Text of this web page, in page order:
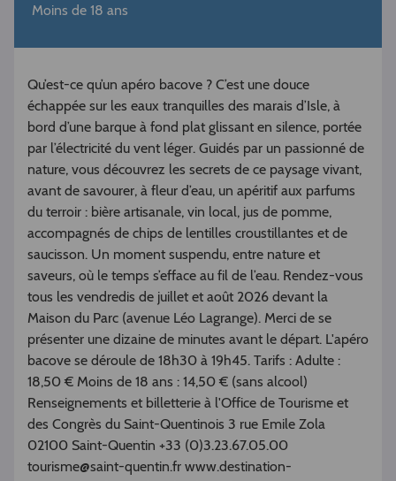
Moins de 18 ans
Qu’est-ce qu’un apéro bacove ? C’est une douce
échappée sur les eaux tranquilles des marais d’Isle, à
bord d’une barque à fond plat glissant en silence, portée
par l’électricité du vent léger. Guidés par un passionné de
nature, vous découvrez les secrets de ce paysage vivant,
avant de savourer, à fleur d’eau, un apéritif aux parfums
du terroir : bière artisanale, vin local, jus de pomme,
accompagnés de chips de lentilles croustillantes et de
saucisson. Un moment suspendu, entre nature et
saveurs, où le temps s’efface au fil de l’eau. Rendez-vous
tous les vendredis de juillet et août 2026 devant la
Maison du Parc (avenue Léo Lagrange). Merci de se
présenter une dizaine de minutes avant le départ. L'apéro
bacove se déroule de 18h30 à 19h45. Tarifs : Adulte :
18,50 € Moins de 18 ans : 14,50 € (sans alcool)
Renseignements et billetterie à l'Office de Tourisme et
des Congrès du Saint-Quentinois 3 rue Emile Zola
02100 Saint-Quentin +33 (0)3.23.67.05.00
tourisme@saint-quentin.fr www.destination-